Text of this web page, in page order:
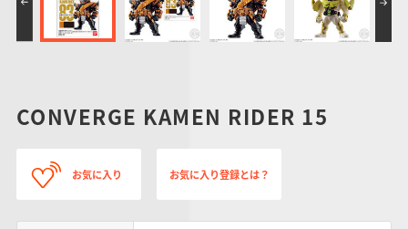
CONVERGE KAMEN RIDER 15
お気に入り お気に入り登録とは？